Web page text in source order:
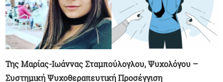
Της Μαρίας-Ιωάννας Σταμπούλογλου,Ψυχολόγου –
Συστημική Ψυχοθεραπευτική Προσέγγιση